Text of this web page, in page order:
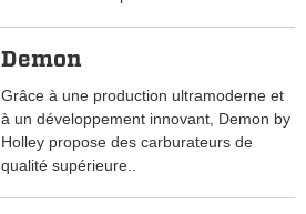
Demon
Grâce à une production ultramoderne et
à un développement innovant, Demon by
Holley propose des carburateurs de
qualité supérieure..